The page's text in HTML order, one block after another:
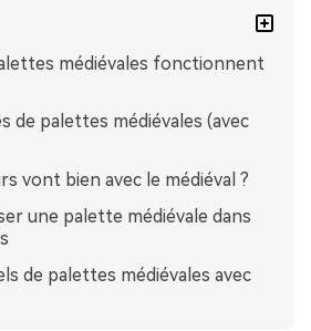
médiévales fonctionnent
de palettes médiévales (avec
vont bien avec le médiéval ?
une palette médiévale dans
de palettes médiévales avec